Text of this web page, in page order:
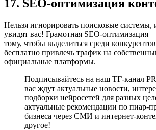
17. SEO-оптимизация
Нельзя игнорировать поисковые системы,
увидят вас! Грамотная SEO-оптимизация
тому, чтобы выделиться среди
бесплатно привлечь трафик на
официальные платформы.
Подписывайтесь на наш ТГ-канал
вас ждут актуальные новости,
подборки нейросетей для разных
актуальные рекомендации по пиар-
бизнеса через СМИ и интернет-
другое!